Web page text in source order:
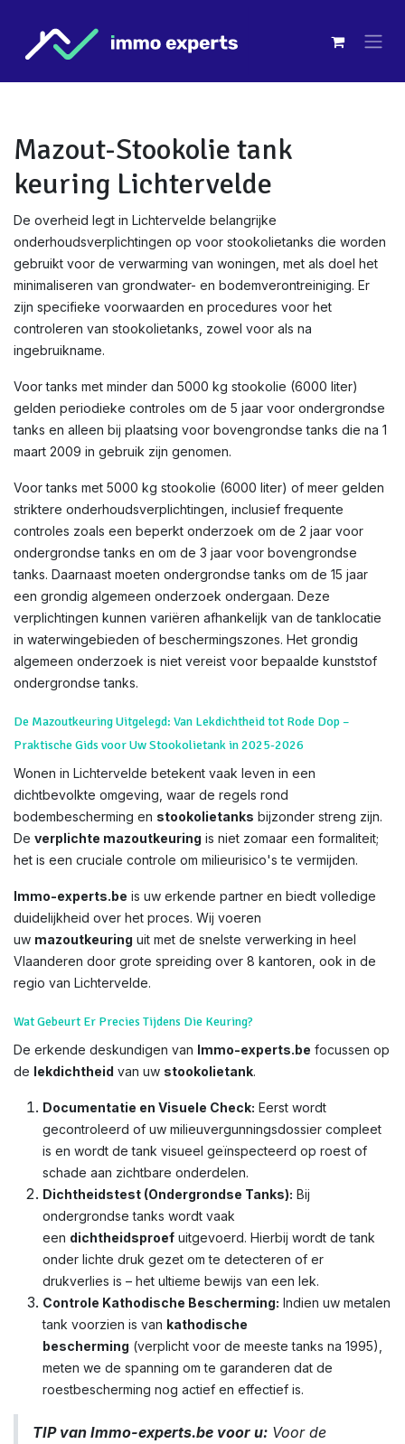
Mazout-Stookolie tank
keuring Lichtervelde
De overheid legt in Lichtervelde belangrijke
onderhoudsverplichtingen op voor stookolietanks die worden
gebruikt voor de verwarming van woningen, met als doel het
minimaliseren van grondwater- en bodemverontreiniging. Er
zijn specifieke voorwaarden en procedures voor het
controleren van stookolietanks, zowel voor als na
ingebruikname.
Voor tanks met minder dan 5000 kg stookolie (6000 liter)
gelden periodieke controles om de 5 jaar voor ondergrondse
tanks en alleen bij plaatsing voor bovengrondse tanks die na 1
maart 2009 in gebruik zijn genomen.
Voor tanks met 5000 kg stookolie (6000 liter) of meer gelden
striktere onderhoudsverplichtingen, inclusief frequente
controles zoals een beperkt onderzoek om de 2 jaar voor
ondergrondse tanks en om de 3 jaar voor bovengrondse
tanks. Daarnaast moeten ondergrondse tanks om de 15 jaar
een grondig algemeen onderzoek ondergaan. Deze
verplichtingen kunnen variëren afhankelijk van de tanklocatie
in waterwingebieden of beschermingszones. Het grondig
algemeen onderzoek is niet vereist voor bepaalde kunststof
ondergrondse tanks.
De Mazoutkeuring Uitgelegd: Van Lekdichtheid tot Rode Dop –
Praktische Gids voor Uw Stookolietank in 2025-2026
Wonen in Lichtervelde betekent vaak leven in een
dichtbevolkte omgeving, waar de regels rond
bodembescherming en stookolietanks bijzonder streng zijn.
De verplichte mazoutkeuring is niet zomaar een formaliteit;
het is een cruciale controle om milieurisico's te vermijden.
Immo-experts.be is uw erkende partner en biedt volledige
duidelijkheid over het proces. Wij voeren
uw mazoutkeuring uit met de snelste verwerking in heel
Vlaanderen door grote spreiding over 8 kantoren, ook in de
regio van Lichtervelde.
Wat Gebeurt Er Precies Tijdens Die Keuring?
De erkende deskundigen van Immo-experts.be focussen op
de lekdichtheid van uw stookolietank.
Documentatie en Visuele Check: Eerst wordt
gecontroleerd of uw milieuvergunningsdossier compleet
is en wordt de tank visueel geïnspecteerd op roest of
schade aan zichtbare onderdelen.
Dichtheidstest (Ondergrondse Tanks): Bij
ondergrondse tanks wordt vaak
een dichtheidsproef uitgevoerd. Hierbij wordt de tank
onder lichte druk gezet om te detecteren of er
drukverlies is – het ultieme bewijs van een lek.
Controle Kathodische Bescherming: Indien uw metalen
tank voorzien is van kathodische
bescherming (verplicht voor de meeste tanks na 1995),
meten we de spanning om te garanderen dat de
roestbescherming nog actief en effectief is.
TIP van Immo-experts.be voor u: Voor de